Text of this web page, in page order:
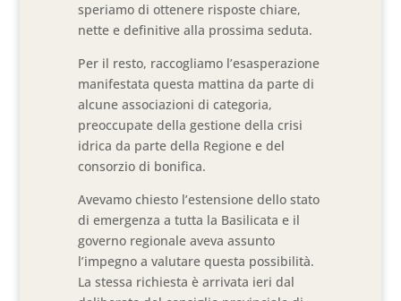
speriamo di ottenere risposte chiare,
nette e definitive alla prossima seduta.
Per il resto, raccogliamo l’esasperazione
manifestata questa mattina da parte di
alcune associazioni di categoria,
preoccupate della gestione della crisi
idrica da parte della Regione e del
consorzio di bonifica.
Avevamo chiesto l’estensione dello stato
di emergenza a tutta la Basilicata e il
governo regionale aveva assunto
l’impegno a valutare questa possibilità.
La stessa richiesta è arrivata ieri dal